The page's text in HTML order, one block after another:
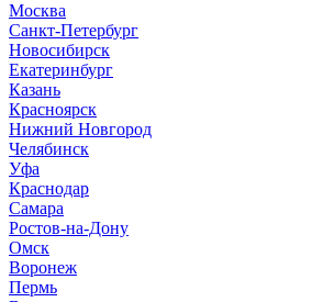
Москва
Санкт-Петербург
Новосибирск
Екатеринбург
Казань
Красноярск
Нижний Новгород
Челябинск
Уфа
Краснодар
Самара
Ростов-на-Дону
Омск
Воронеж
Пермь